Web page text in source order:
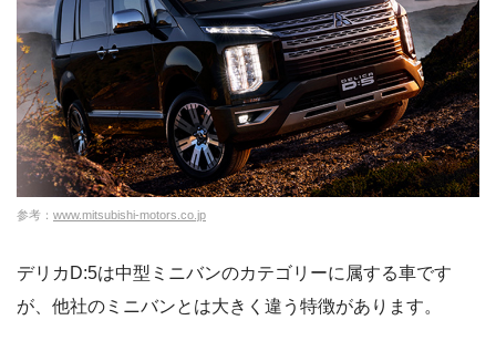
参考： www.mitsubishi-motors.co.jp
デリカD:5は中型ミニバンのカテゴリーに属する車です
が、他社のミニバンとは大きく違う特徴があります。